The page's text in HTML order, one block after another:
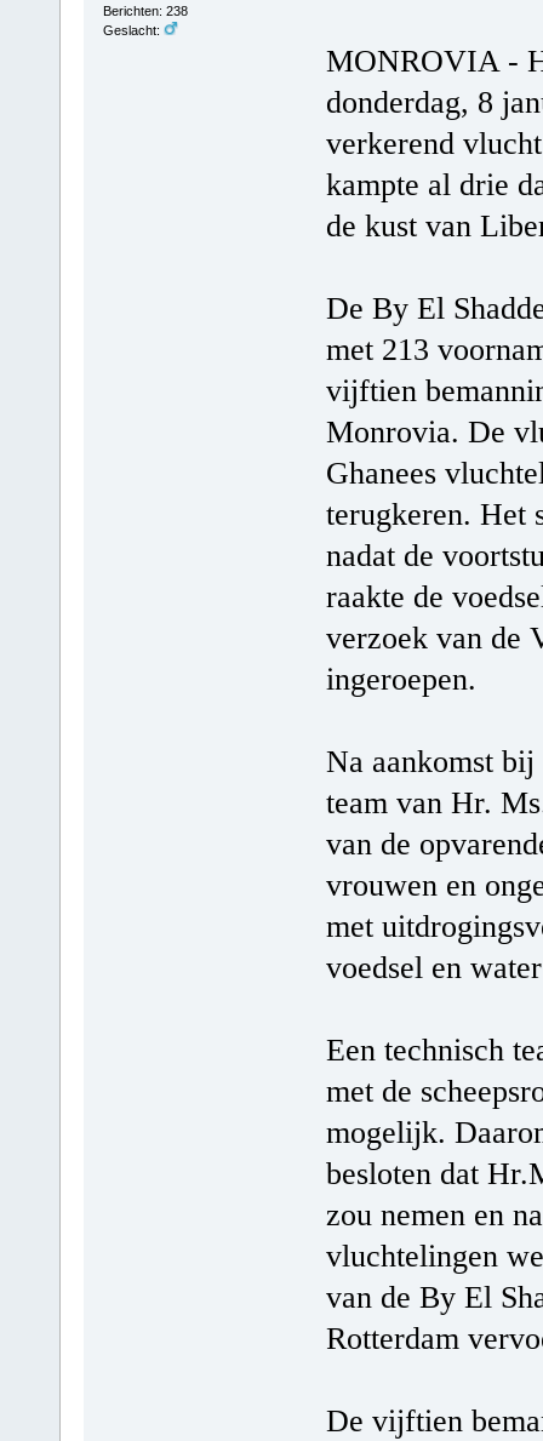
Berichten: 238
Geslacht:
MONROVIA -
donderdag, 8
verkerend
kampte al drie
de kust van
De By El
met 213
vijftien
Monrovia. De
Ghanees
terugkeren. Het
nadat de
raakte de
verzoek van de
ingeroepen.
Na aankomst
team van Hr.
van de
vrouwen en
met
voedsel en
Een technisch
met de
mogelijk.
besloten dat
zou nemen en
vluchtelingen
van de By El
Rotterdam
De vijftien